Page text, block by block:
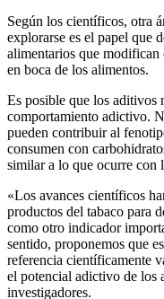
Según los científicos, otra
explorarse es el papel que
alimentarios que modifican
en boca de los alimentos.
Es posible que los aditivos
comportamiento adictivo.
pueden contribuir al
consumen con
similar a lo que ocurre con
«Los avances científicos
productos del tabaco para
como otro indicador
sentido, proponemos que
referencia científicamente
el potencial adictivo de los
investigadores.